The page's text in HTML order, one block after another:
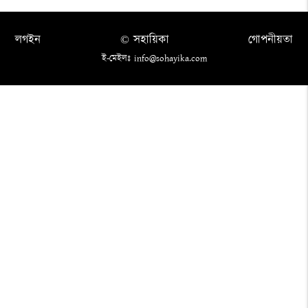
লগইন গোপনীয়তা
© সহায়িকা
ই-মেইলঃ info@sohayika.com